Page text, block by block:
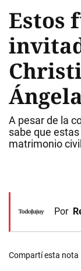
Estos
A pesar de la
sabe que
matrimonio
Por
Compartí esta nota